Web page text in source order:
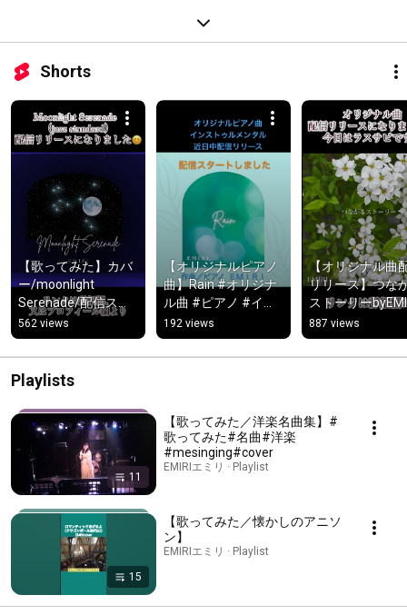
Shorts
【歌ってみた】カバ
ー/moonlight
Serenade/配信スタ
ート#ストリーミン
グ#mesinging
562 views
【オリジナルピアノ
曲】Rain #オリジナ
ル曲 #ピアノ #イン
ストゥルメンタル #
作曲 #雨音
192 views
【オリジナル曲
リリース】つな
ストーリー
試聴③#オリジ
曲 #配信 #つな
ストーリー
887 views
Playlists
11
【歌ってみた／洋楽名曲集】#
歌ってみた#名曲#洋楽
#mesinging#cover
EMIRIエミリ · Playlist
15
【歌ってみた／懐かしのアニソ
ン】
EMIRIエミリ · Playlist